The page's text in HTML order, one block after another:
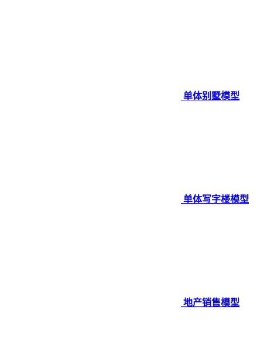
单体别墅模型
单体写字楼模型
地产销售模型